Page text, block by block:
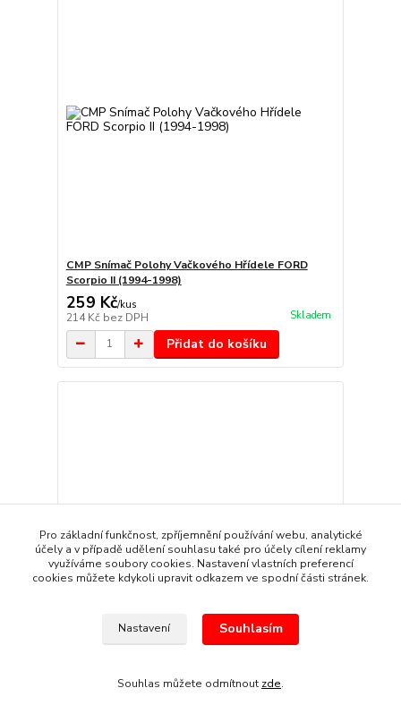
CMP Snímač Polohy Vačkového Hřídele FORD
Scorpio II (1994-1998)
259 Kč/kus
214 Kč bez DPH Skladem
Přidat do košíku
Scorpio II (1994-1998) (B)
Pro základní funkčnost, zpříjemnění používání webu, analytické
účely a v případě udělení souhlasu také pro účely cílení reklamy
využíváme soubory cookies. Nastavení vlastních preferencí
cookies můžete kdykoli upravit odkazem ve spodní části stránek.
Nastavení Souhlasím
Souhlas můžete odmítnout zde.